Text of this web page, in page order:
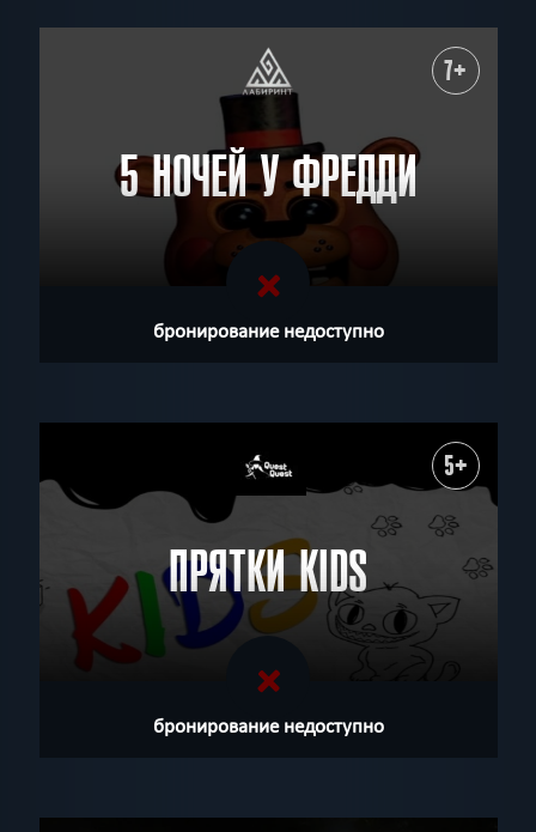
7+
5 НОЧЕЙ У ФРЕДДИ
бронирование недоступно
5+
ПРЯТКИ KIDS
бронирование недоступно